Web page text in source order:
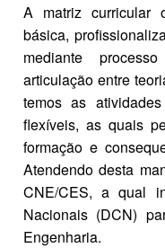
A matriz curricular
básica,
mediante
articulação entre
temos as
flexíveis, as quais
formação e
Atendendo desta
CNE/CES, a qual
Nacionais (DCN)
Engenharia.